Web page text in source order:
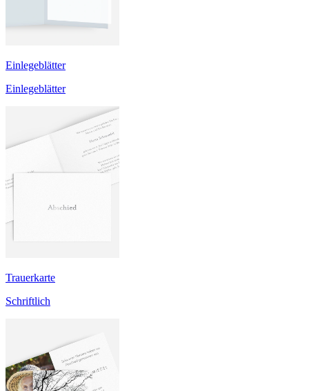
Einlegeblätter
Einlegeblätter
Trauerkarte
Schriftlich